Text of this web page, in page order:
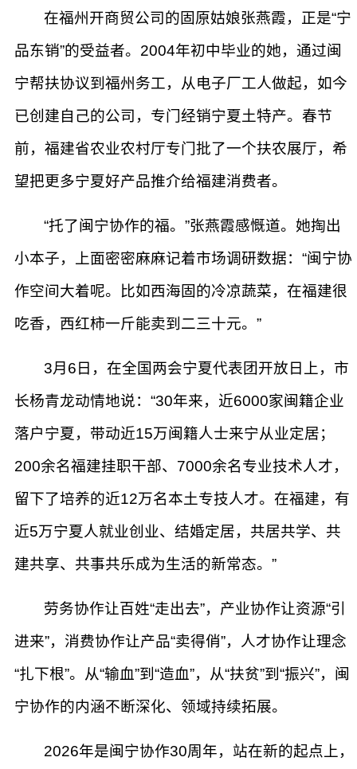
在福州开商贸公司的固原姑娘张燕霞，正是“宁
品东销”的受益者。2004年初中毕业的她，通过闽
宁帮扶协议到福州务工，从电子厂工人做起，如今
已创建自己的公司，专门经销宁夏土特产。春节
前，福建省农业农村厅专门批了一个扶农展厅，希
望把更多宁夏好产品推介给福建消费者。
“托了闽宁协作的福。”张燕霞感慨道。她掏出
小本子，上面密密麻麻记着市场调研数据：“闽宁协
作空间大着呢。比如西海固的冷凉蔬菜，在福建很
吃香，西红柿一斤能卖到二三十元。”
3月6日，在全国两会宁夏代表团开放日上，市
长杨青龙动情地说：“30年来，近6000家闽籍企业
落户宁夏，带动近15万闽籍人士来宁从业定居；
200余名福建挂职干部、7000余名专业技术人才，
留下了培养的近12万名本土专技人才。在福建，有
近5万宁夏人就业创业、结婚定居，共居共学、共
建共享、共事共乐成为生活的新常态。”
劳务协作让百姓“走出去”，产业协作让资源“引
进来”，消费协作让产品“卖得俏”，人才协作让理念
“扎下根”。从“输血”到“造血”，从“扶贫”到“振兴”，闽
宁协作的内涵不断深化、领域持续拓展。
2026年是闽宁协作30周年，站在新的起点上，